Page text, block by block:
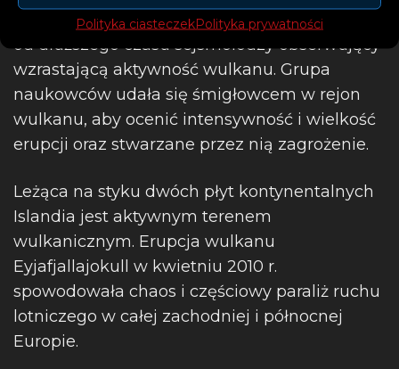
Polityka ciasteczekPolityka prywatności
Przed zbliżającym się wybuchem ostrzegali
od dłuższego czasu sejsmolodzy obserwujący
wzrastającą aktywność wulkanu. Grupa
naukowców udała się śmigłowcem w rejon
wulkanu, aby ocenić intensywność i wielkość
erupcji oraz stwarzane przez nią zagrożenie.
Leżąca na styku dwóch płyt kontynentalnych
Islandia jest aktywnym terenem
wulkanicznym. Erupcja wulkanu
Eyjafjallajokull w kwietniu 2010 r.
spowodowała chaos i częściowy paraliż ruchu
lotniczego w całej zachodniej i północnej
Europie.